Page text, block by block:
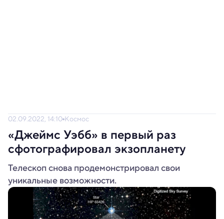
02.09.2022, 14:10 Космос
«Джеймс Уэбб» в первый раз
сфотографировал экзопланету
Телескоп снова продемонстрировал свои
уникальные возможности.